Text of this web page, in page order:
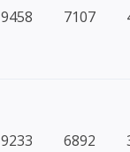
9458 7107
9233 6892